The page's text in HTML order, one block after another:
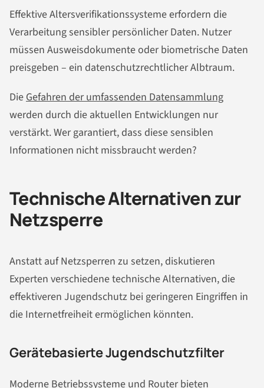
Effektive Altersverifikationssysteme erfordern die
Verarbeitung sensibler persönlicher Daten. Nutzer
müssen Ausweisdokumente oder biometrische Daten
preisgeben – ein datenschutzrechtlicher Albtraum.
DieGefahren der umfassenden Datensammlung
werden durch die aktuellen Entwicklungen nur
verstärkt. Wer garantiert, dass diese sensiblen
Informationen nicht missbraucht werden?
Technische Alternativen zur
Netzsperre
Anstatt auf Netzsperren zu setzen, diskutieren
Experten verschiedene technische Alternativen, die
effektiveren Jugendschutz bei geringeren Eingriffen in
die Internetfreiheit ermöglichen könnten.
Gerätebasierte Jugendschutzfilter
Moderne Betriebssysteme und Router bieten